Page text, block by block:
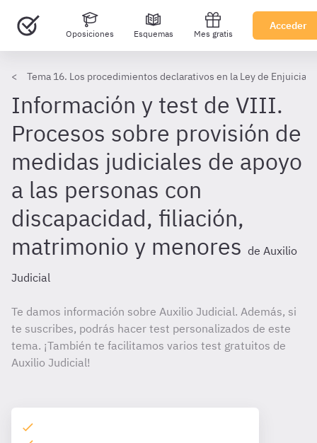
Oposiciones Esquemas Mes gratis
Acceder
Tema 16. Los procedimientos declarativos en la Ley de
Información y test de VIII.
Procesos sobre provisión de
medidas judiciales de apoyo
a las personas con
discapacidad, filiación,
matrimonio y menores de Auxilio
Judicial
Te damos información sobre Auxilio Judicial. Además, si
te suscribes, podrás hacer test personalizados de este
tema. ¡También te facilitamos varios test gratuitos de
Auxilio Judicial!